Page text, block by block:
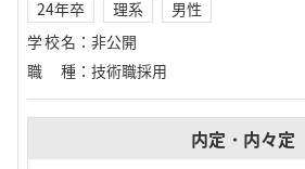
24年卒 理系
男性
学校名 ： 非公開
職種 ： 技術職採用
内定・内々定